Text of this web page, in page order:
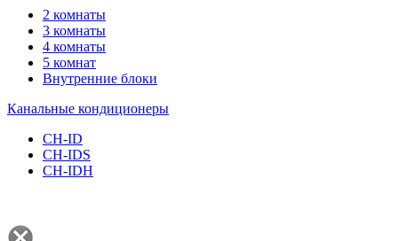
2 комнаты
3 комнаты
4 комнаты
5 комнат
Внутренние блоки
Канальные кондиционеры
CH-ID
CH-IDS
CH-IDH